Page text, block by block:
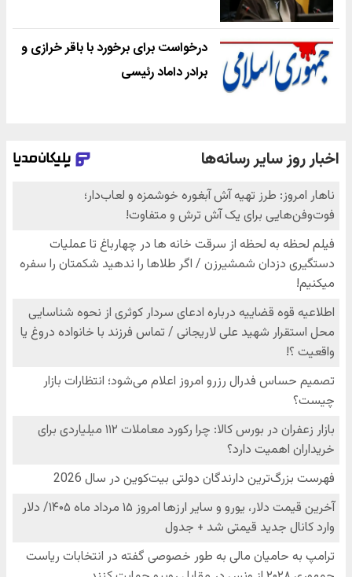
درخواست برای برخورد با باقر خرازی و
برادر داماد رئیسی